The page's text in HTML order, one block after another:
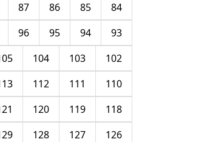
84
85
86
87
93
94
95
96
102
103
104
110
111
112
118
119
120
126
127
128